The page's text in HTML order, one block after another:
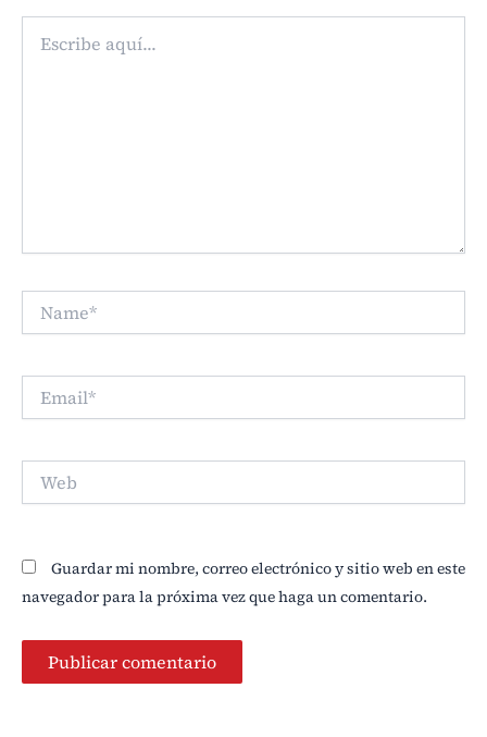
aquí...
Guardar mi nombre, correo electrónico y sitio web en este
navegador para la próxima vez que haga un comentario.